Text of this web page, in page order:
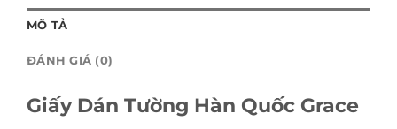
MÔ TẢ
ĐÁNH GIÁ (0)
Giấy Dán Tường Hàn Quốc Grace